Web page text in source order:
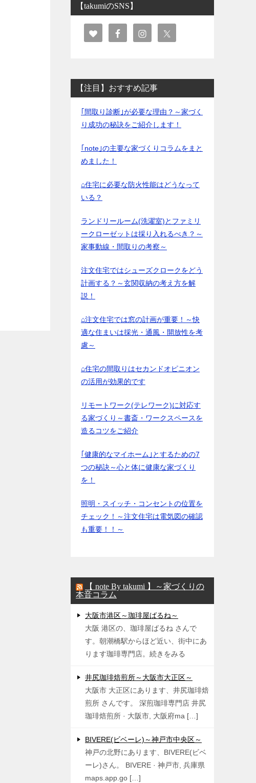
【takumiのSNS】
【注目】おすすめ記事
｢間取り診断｣が必要な理由？～家づく
り成功の秘訣をご紹介します！
｢note｣の主要な家づくりコラムをまと
めました！
⌂住宅に必要な防火性能はどうなって
いる？
ランドリールーム(洗濯室)とファミリ
ークローゼットは採り入れるべき？～
家事動線・間取りの考察～
注文住宅ではシューズクロークをどう
計画する？～玄関収納の考え方を解
説！
⌂注文住宅では窓の計画が重要！～快
適な住まいは採光・通風・開放性を考
慮～
⌂住宅の間取りはセカンドオピニオン
の活用が効果的です
リモートワーク(テレワーク)に対応す
る家づくり～書斎・ワークスペースを
造るコツをご紹介
｢健康的なマイホーム｣とするための7
つの秘訣～心と体に健康な家づくり
を！
照明・スイッチ・コンセントの位置を
チェック！～注文住宅は電気図の確認
も重要！！～
【 note By takumi 】～家づくりの
本音コラム
大阪市港区～珈琲屋ばるね～
大阪 港区の、珈琲屋ばるね さんで
す。朝潮橋駅からほど近い、街中にあ
ります珈琲専門店。続きをみる
井尻珈琲焙煎所～大阪市大正区～
大阪市 大正区にあります、井尻珈琲焙
煎所 さんです。 深煎珈琲専門店 井尻
珈琲焙煎所 · 大阪市, 大阪府ma […]
BIVERE(ビベーレ)～神戸市中央区～
神戸の北野にあります、BIVERE(ビベ
ーレ)さん。 BIVERE · 神戸市, 兵庫県
maps.app.go […]